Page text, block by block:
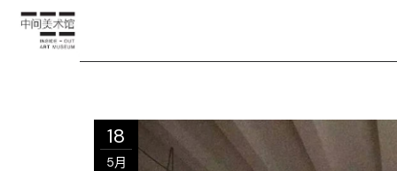
18
5月